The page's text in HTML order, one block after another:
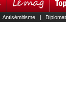
Antisémitisme|